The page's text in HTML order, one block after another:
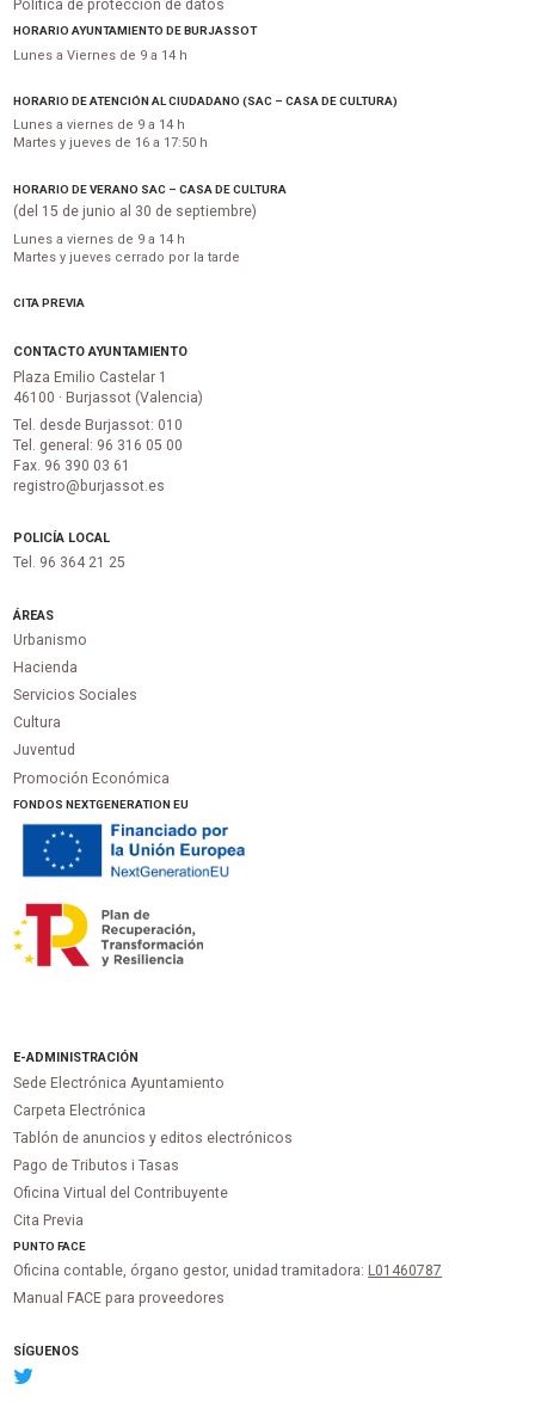
Política de protección de datos
HORARIO AYUNTAMIENTO DE BURJASSOT
Lunes a Viernes de 9 a 14 h
HORARIO DE ATENCIÓN AL CIUDADANO (SAC – CASA DE CULTURA)
Lunes a viernes de 9 a 14 h
Martes y jueves de 16 a 17:50 h
HORARIO DE VERANO SAC – CASA DE CULTURA
(del 15 de junio al 30 de septiembre)
Lunes a viernes de 9 a 14 h
Martes y jueves cerrado por la tarde
CITA PREVIA
CONTACTO AYUNTAMIENTO
Plaza Emilio Castelar 1
46100 · Burjassot (Valencia)
Tel. desde Burjassot: 010
Tel. general: 96 316 05 00
Fax. 96 390 03 61
registro@burjassot.es
POLICÍA LOCAL
Tel. 96 364 21 25
ÁREAS
Urbanismo
Hacienda
Servicios Sociales
Cultura
Juventud
Promoción Económica
FONDOS NEXTGENERATION EU
E-ADMINISTRACIÓN
Sede Electrónica Ayuntamiento
Carpeta Electrónica
Tablón de anuncios y editos electrónicos
Pago de Tributos i Tasas
Oficina Virtual del Contribuyente
Cita Previa
PUNTOFACE
Oficina contable, órgano gestor, unidad tramitadora: L01460787
Manual FACE para proveedores
SÍGUENOS